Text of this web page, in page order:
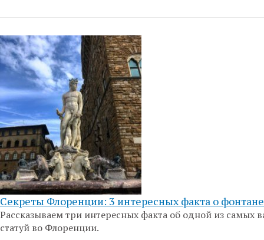
Секреты Флоренции: 3 интересных факта о
Рассказываем три интересных факта об одной из самых
статуй во Флоренции.